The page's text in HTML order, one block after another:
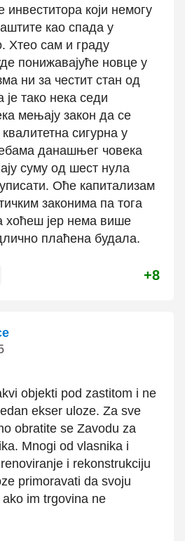
који немогу
као спада у
Хтео сам и граду
понижавајуће новце у
ни за честит стан од
тако нека седи
мењају закон да се
сигурна у
данашњег човека
суму од шест нула
уписати. Оће капитализам
законима па тога
хоћеш јер нема више
плаћена будала.
+8
objekti pod zastitom i ne
ekser uloze. Za sve
obratite se Zavodu za
Mnogi od vlasnika i
i rekonstrukciju
primoravati da svoju
im trgovina ne